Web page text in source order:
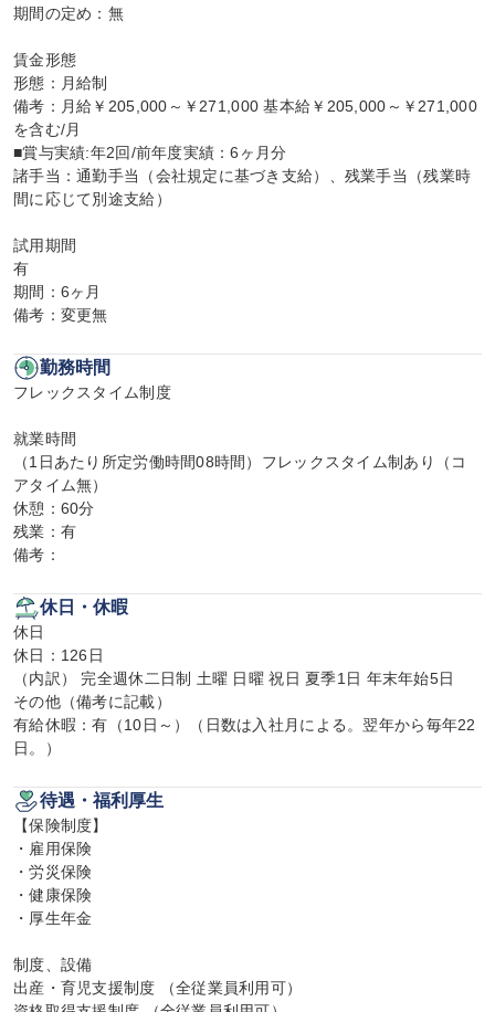
期間の定め：無
賃金形態
形態：月給制
備考：月給￥205,000～￥271,000 基本給￥205,000～￥271,000
を含む/月
■賞与実績:年2回/前年度実績：6ヶ月分
諸手当：通勤手当（会社規定に基づき支給）、残業手当（残業時
間に応じて別途支給）
試用期間
有
期間：6ヶ月
備考：変更無
勤務時間
フレックスタイム制度
就業時間
（1日あたり所定労働時間08時間）フレックスタイム制あり（コ
アタイム無）
休憩：60分
残業：有
備考：
休日・休暇
休日
休日：126日
（内訳） 完全週休二日制 土曜 日曜 祝日 夏季1日 年末年始5日
その他（備考に記載）
有給休暇：有（10日～）（日数は入社月による。翌年から毎年22
日。）
待遇・福利厚生
【保険制度】
・雇用保険
・労災保険
・健康保険
・厚生年金
制度、設備
出産・育児支援制度 （全従業員利用可）